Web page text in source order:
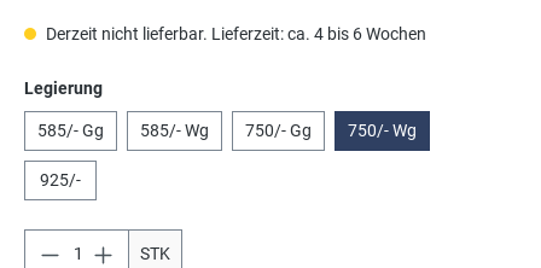
Derzeit nicht lieferbar. Lieferzeit: ca. 4 bis 6 Wochen
Legierungauswählen
585/- Gg 585/- Wg 750/- Gg 750/- Wg
925/-
STK